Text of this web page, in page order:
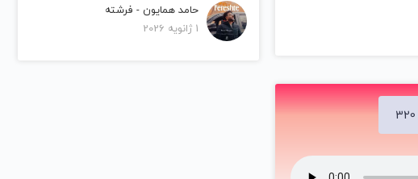
حامد همایون - فرشته
1 ژانویه 2026